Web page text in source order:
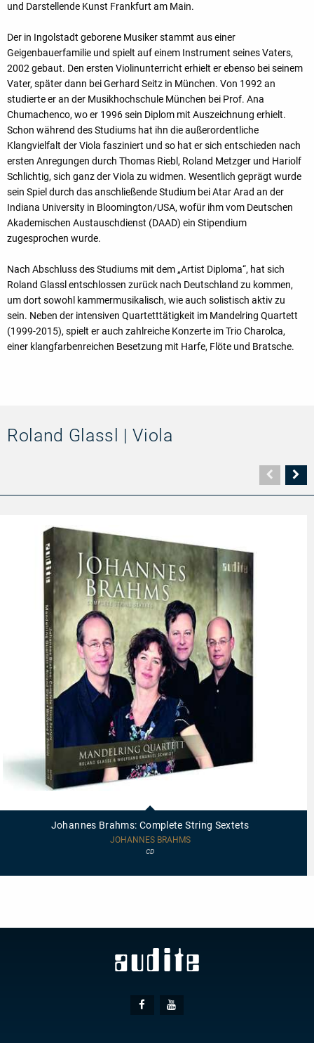
und Darstellende Kunst Frankfurt am Main.
Der in Ingolstadt geborene Musiker stammt aus einer
Geigenbauerfamilie und spielt auf einem Instrument seines Vaters,
2002 gebaut. Den ersten Violinunterricht erhielt er ebenso bei seinem
Vater, später dann bei Gerhard Seitz in München. Von 1992 an
studierte er an der Musikhochschule München bei Prof. Ana
Chumachenco, wo er 1996 sein Diplom mit Auszeichnung erhielt.
Schon während des Studiums hat ihn die außerordentliche
Klangvielfalt der Viola fasziniert und so hat er sich entschieden nach
ersten Anregungen durch Thomas Riebl, Roland Metzger und Hariolf
Schlichtig, sich ganz der Viola zu widmen. Wesentlich geprägt wurde
sein Spiel durch das anschließende Studium bei Atar Arad an der
Indiana University in Bloomington/USA, wofür ihm vom Deutschen
Akademischen Austauschdienst (DAAD) ein Stipendium
zugesprochen wurde.
Nach Abschluss des Studiums mit dem „Artist Diploma“, hat sich
Roland Glassl entschlossen zurück nach Deutschland zu kommen,
um dort sowohl kammermusikalisch, wie auch solistisch aktiv zu
sein. Neben der intensiven Quartetttätigkeit im Mandelring Quartett
(1999-2015), spielt er auch zahlreiche Konzerte im Trio Charolca,
einer klangfarbenreichen Besetzung mit Harfe, Flöte und Bratsche.
Roland Glassl | Viola
Seite
Johannes Brahms: Complete String Sextets
JOHANNES BRAHMS
CD
Social Facebook